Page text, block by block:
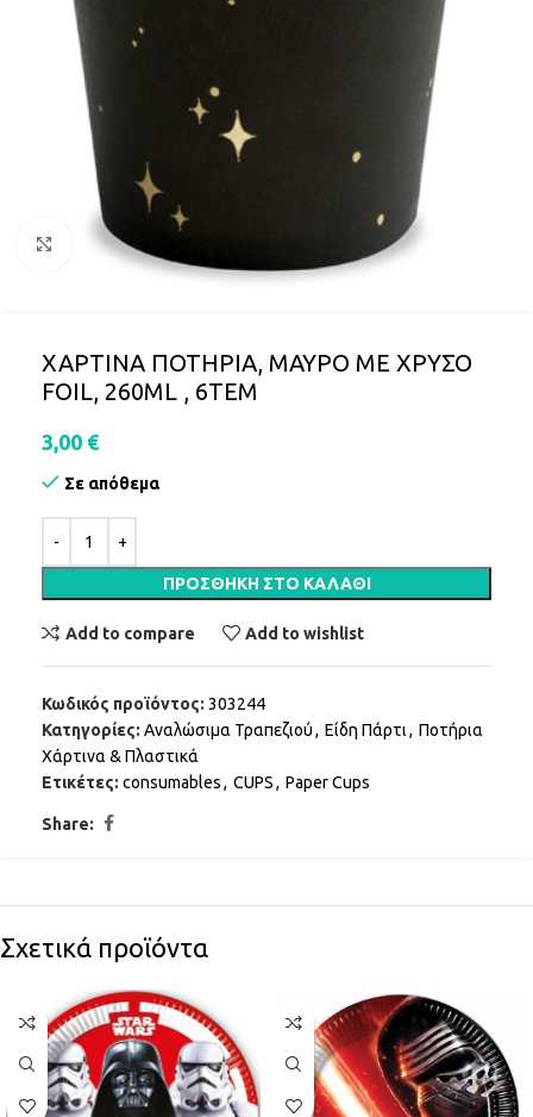
Click to enlarge
ΧΑΡΤΙΝΑ ΠΟΤΗΡΙΑ, ΜΑΥΡΟ ΜΕ ΧΡΥΣΟ
FOIL, 260ML , 6TΕΜ
3,00 €
Σε απόθεμα
ΠΡΟΣΘΉΚΗ ΣΤΟ ΚΑΛΆΘΙ
Add to compare Add to wishlist
Κωδικός προϊόντος: 303244
Κατηγορίες: Αναλώσιμα Τραπεζιού, Είδη Πάρτι, Ποτήρια
Χάρτινα & Πλαστικά
Ετικέτες: consumables, CUPS, Paper Cups
Share:
Σχετικά προϊόντα